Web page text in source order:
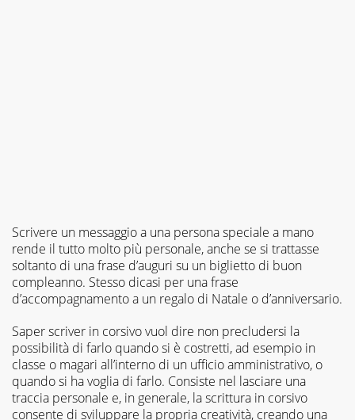
mi
fermo
mai
alle
così
alla
prima
risposta,
nel
lavoro
come
Scrivere un messaggio a una persona speciale a mano
rende il tutto molto più personale, anche se si trattasse
soltanto di una frase d’auguri su un biglietto di buon
compleanno. Stesso dicasi per una frase
d’accompagnamento a un regalo di Natale o d’anniversario.
Saper scriver in corsivo vuol dire non precludersi la
possibilità di farlo quando si è costretti, ad esempio in
classe o magari all’interno di un ufficio amministrativo, o
quando si ha voglia di farlo. Consiste nel lasciare una
traccia personale e, in generale, la scrittura in corsivo
consente di sviluppare la propria creatività, creando una